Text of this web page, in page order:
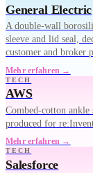
General Electric
A double-wall
sleeve and lid seal,
customer and broker
Mehr erfahren →
TECH
AWS
Combed-cotton
produced for
Mehr erfahren →
TECH
Salesforce